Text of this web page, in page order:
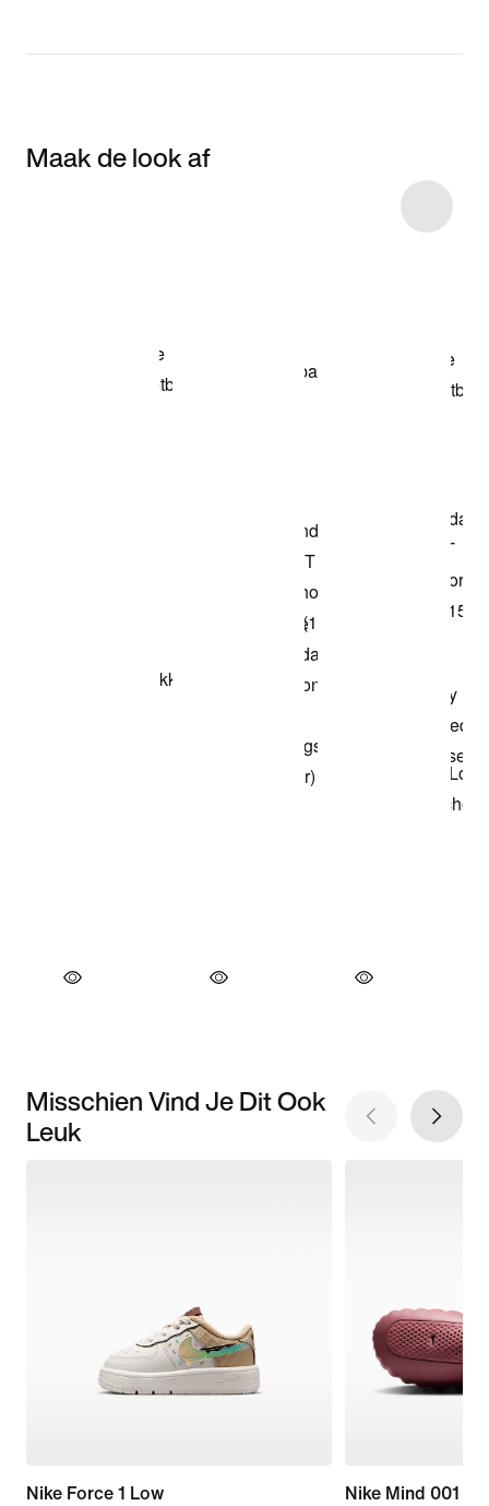
Maak de look af
Misschien Vind Je Dit Ook
Leuk
Nike Force 1 Low
Nike Mind 001